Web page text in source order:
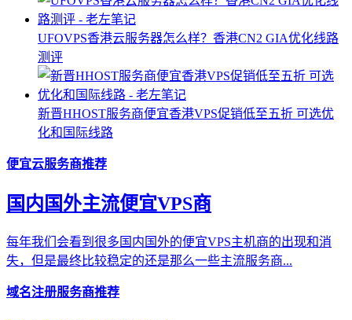
UFOVPS香港云服务器怎么样？香港CN2 GIA优化线路
测评
新晋HHOST服务商便宜香港VPS促销低至五折 可选优
化和国际线路
便宜云服务商推荐
国内国外主流便宜VPS商
每年我们会看到很多国内国外的便宜VPS主机商的出现和消
失，但是最终比较稳定的还是那么一些主流服务商...
域名注册服务商推荐